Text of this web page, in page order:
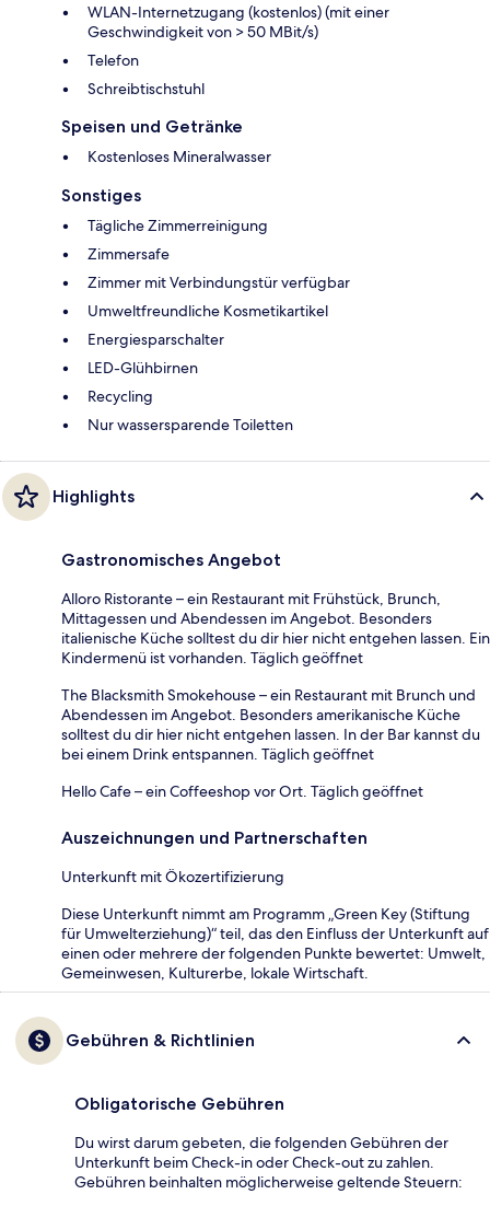
WLAN-Internetzugang (kostenlos) (mit einer
Geschwindigkeit von > 50 MBit/s)
Telefon
Schreibtischstuhl
Speisen und Getränke
Kostenloses Mineralwasser
Sonstiges
Tägliche Zimmerreinigung
Zimmersafe
Zimmer mit Verbindungstür verfügbar
Umweltfreundliche Kosmetikartikel
Energiesparschalter
LED-Glühbirnen
Recycling
Nur wassersparende Toiletten
Highlights
Gastronomisches Angebot
Alloro Ristorante – ein Restaurant mit Frühstück, Brunch,
Mittagessen und Abendessen im Angebot. Besonders
italienische Küche solltest du dir hier nicht entgehen lassen. Ein
Kindermenü ist vorhanden. Täglich geöffnet
The Blacksmith Smokehouse – ein Restaurant mit Brunch und
Abendessen im Angebot. Besonders amerikanische Küche
solltest du dir hier nicht entgehen lassen. In der Bar kannst du
bei einem Drink entspannen. Täglich geöffnet
Hello Cafe – ein Coffeeshop vor Ort. Täglich geöffnet
Auszeichnungen und Partnerschaften
Unterkunft mit Ökozertifizierung
Diese Unterkunft nimmt am Programm „Green Key (Stiftung
für Umwelterziehung)“ teil, das den Einfluss der Unterkunft auf
einen oder mehrere der folgenden Punkte bewertet: Umwelt,
Gemeinwesen, Kulturerbe, lokale Wirtschaft.
Gebühren & Richtlinien
Obligatorische Gebühren
Du wirst darum gebeten, die folgenden Gebühren der
Unterkunft beim Check-in oder Check-out zu zahlen.
Gebühren beinhalten möglicherweise geltende Steuern: